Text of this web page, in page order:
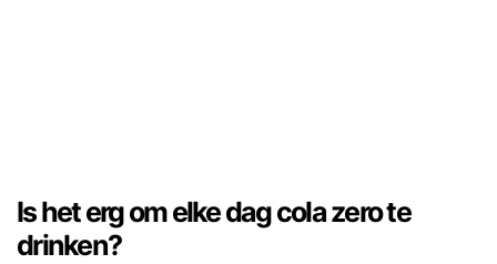
Is het erg om elke dag cola zero te
drinken?